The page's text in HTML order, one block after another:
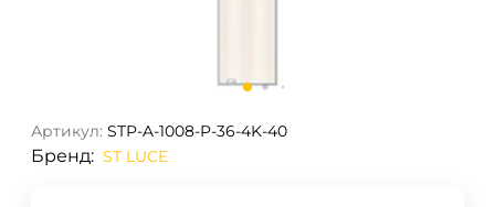
Артикул: STP-A-1008-P-36-4K-40
Бренд: ST LUCE